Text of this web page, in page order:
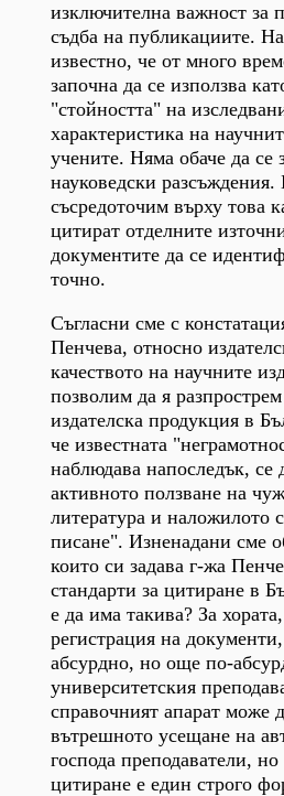
изключителна важност за
съдба на публикациите.
известно, че от много
започна да се използва
"стойността" на
характеристика на
учените. Няма обаче да се
науковедски
съсредоточим върху това
цитират отделните
документите да се
точно.
Съгласни сме с
Пенчева, относно
качеството на научните
позволим да я
издателска продукция в
че известната
наблюдава напоследък,
активното ползване на
литература и наложилото
писане". Изненадани сме
които си задава г-жа
стандарти за цитиране в
е да има такива? За
регистрация на
абсурдно, но още по-
университетския
справочният апарат може
вътрешното усещане на
господа преподаватели,
цитиране е един строго